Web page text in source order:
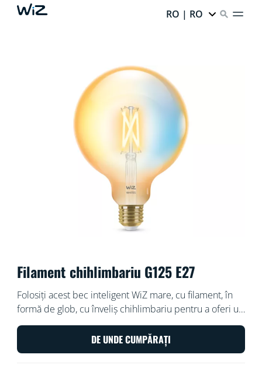
RO | RO
Filament chihlimbariu G125 E27
Folosiți acest bec inteligent WiZ mare, cu filament, în
formă de glob, cu înveliș chihlimbariu pentru a oferi un
aspect vintage lămpilor și instalațiilor dumneavoastră
de iluminat. Utilizați aplicația WiZ sau vocea pentru a
diminua și crește intensitatea luminoasă sau utilizați
DE UNDE CUMPĂRAȚI